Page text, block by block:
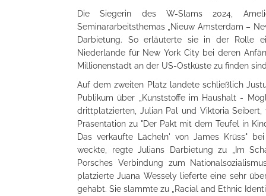
Die Siegerin des W-Slams 2024,
Seminararbeitsthemas „Nieuw Amsterdam –
Darbietung. So erläuterte sie in der Rolle
Niederlande für New York City bei deren
Millionenstadt an der US-Ostküste zu finden
Auf dem zweiten Platz landete schließlich
Publikum über „Kunststoffe im Haushalt -
drittplatzierten, Julian Pal und Viktoria
Präsentation zu "Der Pakt mit dem Teufel in
Das verkaufte Lächeln' von James Krüss"
weckte, regte Julians Darbietung zu „Im
Porsches Verbindung zum
platzierte Juana Wessely lieferte eine sehr
gehabt. Sie slammte zu „Racial and Ethnic